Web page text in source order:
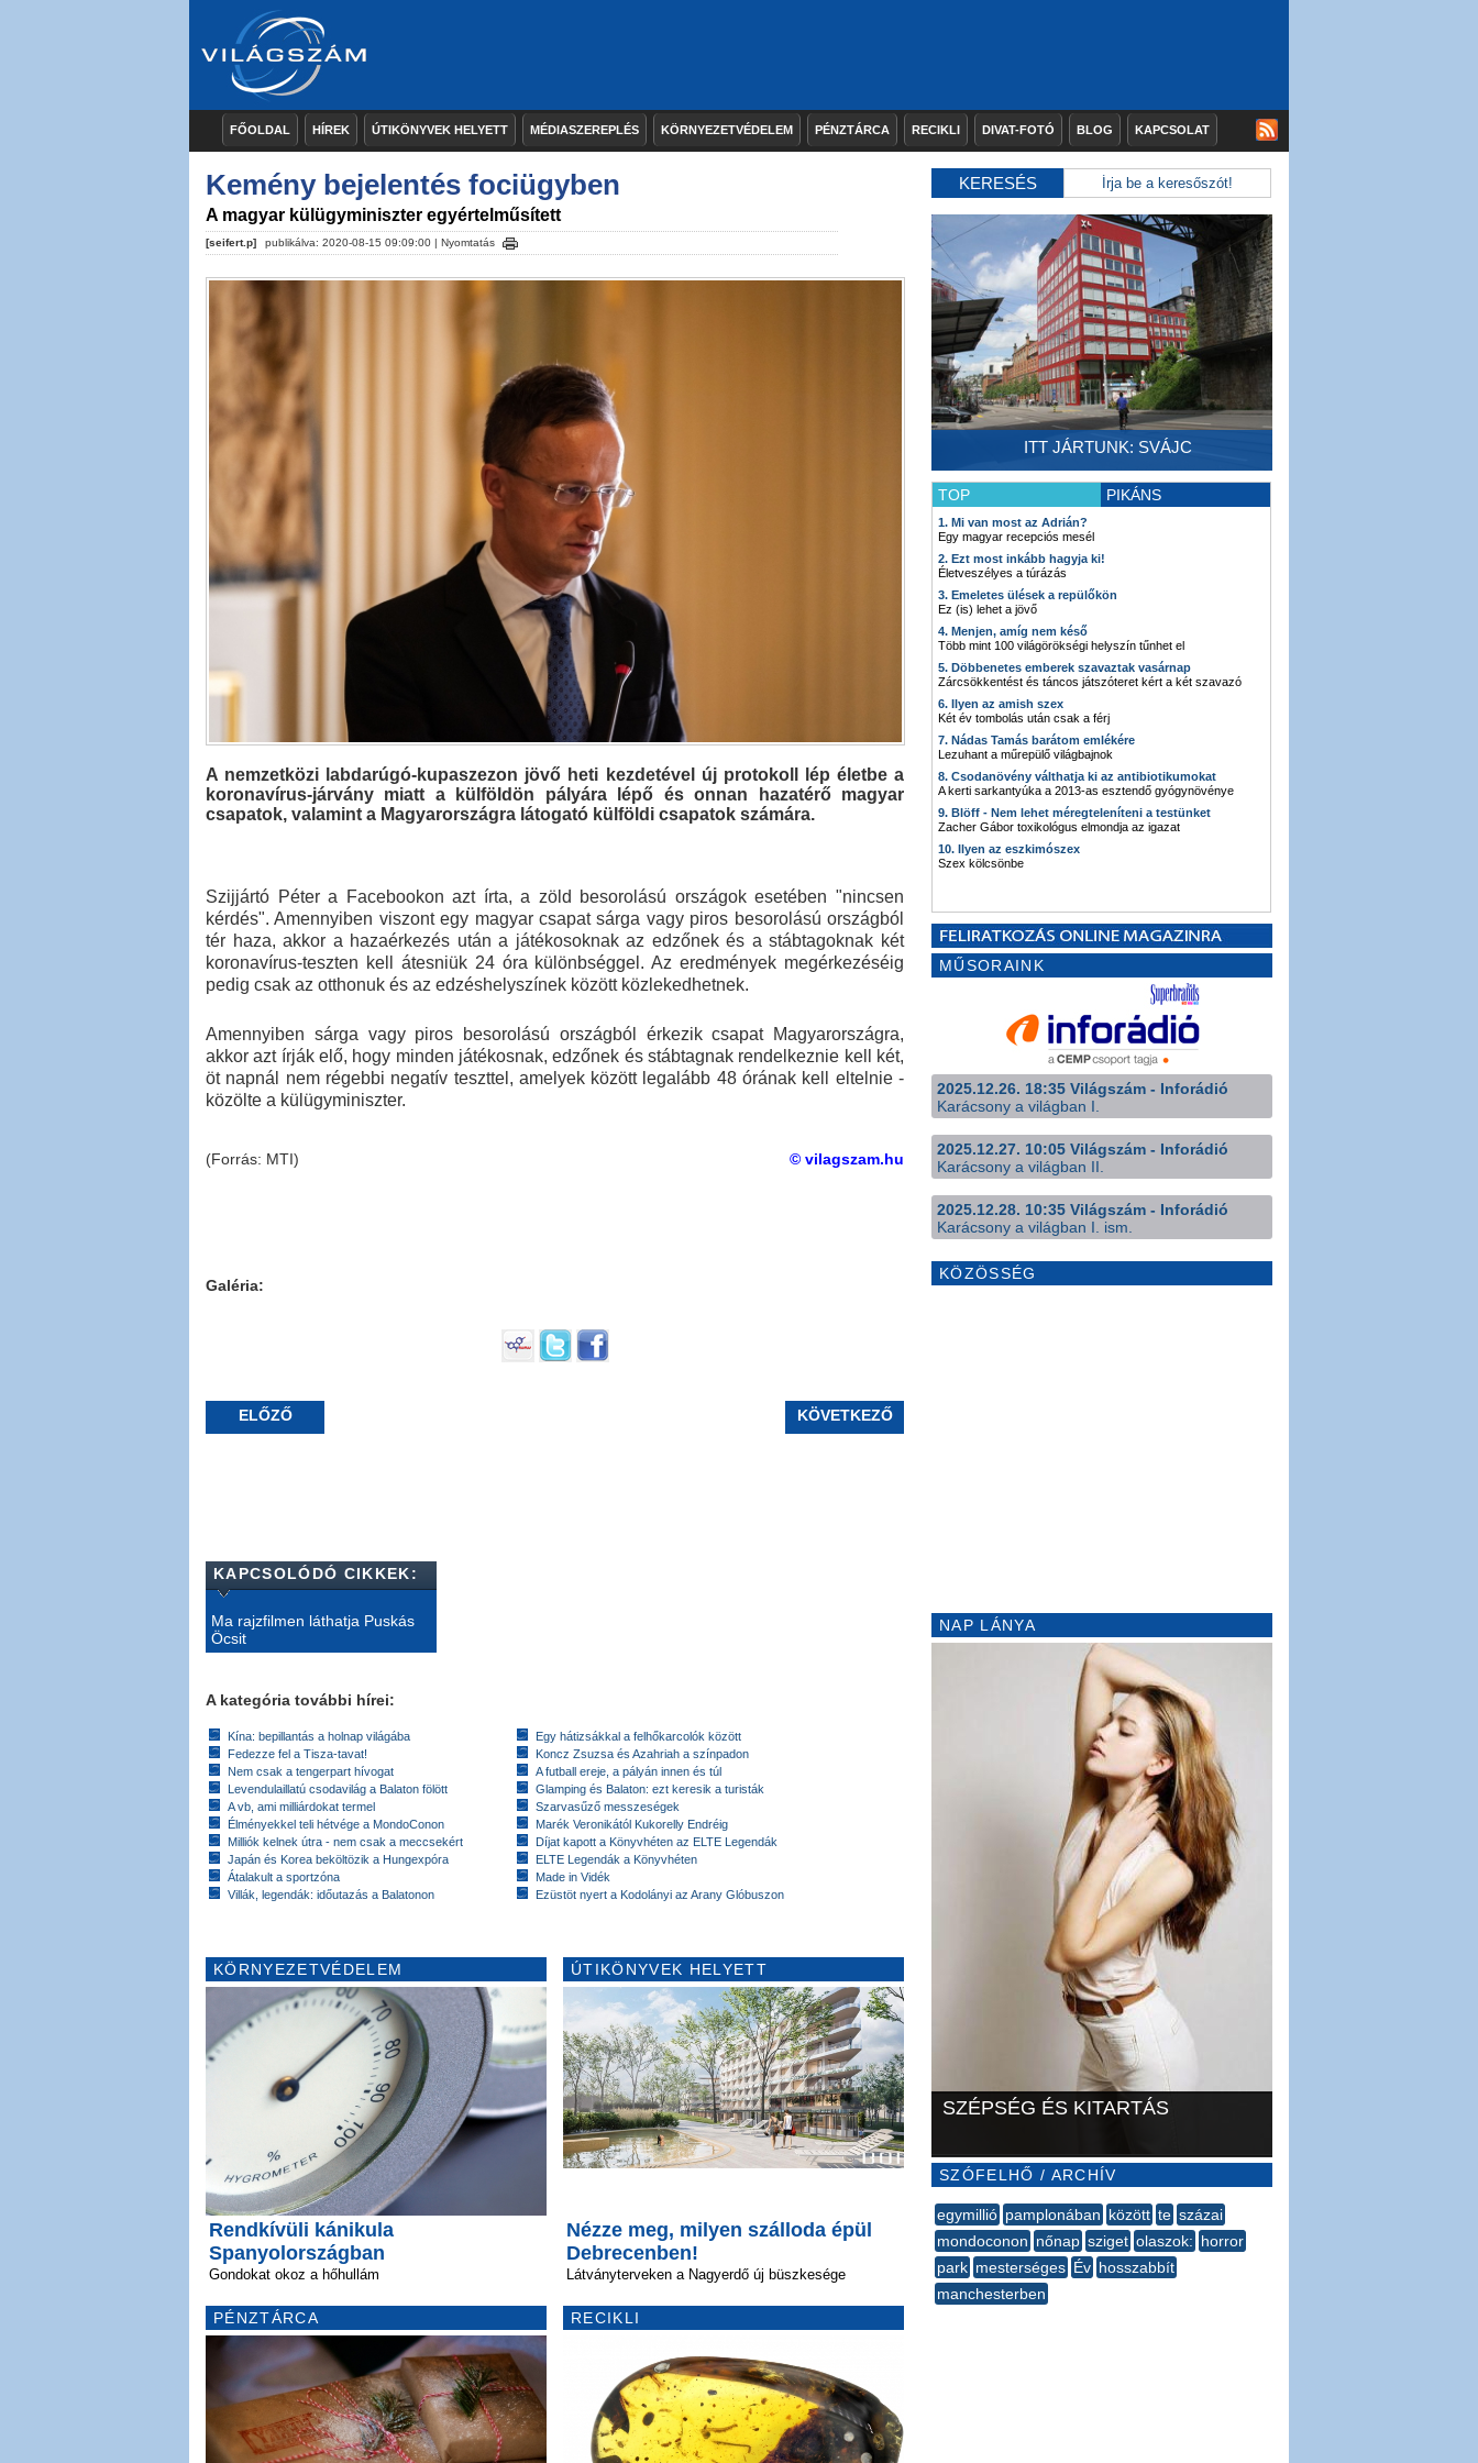
FŐOLDAL HÍREK ÚTIKÖNYVEK HELYETT MÉDIASZEREPLÉS KÖRNYEZETVÉDELEM PÉNZTÁRCA RECIKLI DIVAT-FOTÓ BLOG KAPCSOLAT
Kemény bejelentés fociügyben
A magyar külügyminiszter egyértelműsített
[seifert.p] publikálva: 2020-08-15 09:09:00 | Nyomtatás
A nemzetközi labdarúgó-kupaszezon jövő heti kezdetével új protokoll lép életbe a
koronavírus-járvány miatt a külföldön pályára lépő és onnan hazatérő magyar
csapatok, valamint a Magyarországra látogató külföldi csapatok számára.
Szijjártó Péter a Facebookon azt írta, a zöld besorolású országok esetében "nincsen
kérdés". Amennyiben viszont egy magyar csapat sárga vagy piros besorolású országból
tér haza, akkor a hazaérkezés után a játékosoknak az edzőnek és a stábtagoknak két
koronavírus-teszten kell átesniük 24 óra különbséggel. Az eredmények megérkezéséig
pedig csak az otthonuk és az edzéshelyszínek között közlekedhetnek.
Amennyiben sárga vagy piros besorolású országból érkezik csapat Magyarországra,
akkor azt írják elő, hogy minden játékosnak, edzőnek és stábtagnak rendelkeznie kell két,
öt napnál nem régebbi negatív teszttel, amelyek között legalább 48 órának kell eltelnie -
közölte a külügyminiszter.
© vilagszam.hu
(Forrás: MTI)
Galéria:
ELŐZŐ KÖVETKEZŐ
KAPCSOLÓDÓ CIKKEK:
Ma rajzfilmen láthatja Puskás
Öcsit
A kategória további hírei:
Kína: bepillantás a holnap világába
Fedezze fel a Tisza-tavat!
Nem csak a tengerpart hívogat
Levendulaillatú csodavilág a Balaton fölött
A vb, ami milliárdokat termel
Élményekkel teli hétvége a MondoConon
Milliók kelnek útra - nem csak a meccsekért
Japán és Korea beköltözik a Hungexpóra
Átalakult a sportzóna
Villák, legendák: időutazás a Balatonon
Egy hátizsákkal a felhőkarcolók között
Koncz Zsuzsa és Azahriah a színpadon
A futball ereje, a pályán innen és túl
Glamping és Balaton: ezt keresik a turisták
Szarvasűző messzeségek
Marék Veronikától Kukorelly Endréig
Díjat kapott a Könyvhéten az ELTE Legendák
ELTE Legendák a Könyvhéten
Made in Vidék
Ezüstöt nyert a Kodolányi az Arany Glóbuszon
KÖRNYEZETVÉDELEM
Rendkívüli kánikula
Spanyolországban
Gondokat okoz a hőhullám
PÉNZTÁRCA
ÚTIKÖNYVEK HELYETT
Nézze meg, milyen szálloda épül
Debrecenben!
Látványterveken a Nagyerdő új büszkesége
RECIKLI
KERESÉS
ITT JÁRTUNK: SVÁJC
TOP PIKÁNS
1. Mi van most az Adrián?
Egy magyar recepciós mesél
2. Ezt most inkább hagyja ki!
Életveszélyes a túrázás
3. Emeletes ülések a repülőkön
Ez (is) lehet a jövő
4. Menjen, amíg nem késő
Több mint 100 világörökségi helyszín tűnhet el
5. Döbbenetes emberek szavaztak vasárnap
Zárcsökkentést és táncos játszóteret kért a két szavazó
6. Ilyen az amish szex
Két év tombolás után csak a férj
7. Nádas Tamás barátom emlékére
Lezuhant a műrepülő világbajnok
8. Csodanövény válthatja ki az antibiotikumokat
A kerti sarkantyúka a 2013-as esztendő gyógynövénye
9. Blöff - Nem lehet méregteleníteni a testünket
Zacher Gábor toxikológus elmondja az igazat
10. Ilyen az eszkimószex
Szex kölcsönbe
MŰSORAINK
2025.12.26. 18:35 Világszám - Inforádió
Karácsony a világban I.
2025.12.27. 10:05 Világszám - Inforádió
Karácsony a világban II.
2025.12.28. 10:35 Világszám - Inforádió
Karácsony a világban I. ism.
KÖZÖSSÉG
NAP LÁNYA
SZÉPSÉG ÉS KITARTÁS
SZÓFELHŐ / ARCHÍV
egymillió pamplonában között te százai
mondoconon nőnap sziget olaszok: horror
park mesterséges Év hosszabbít
manchesterben